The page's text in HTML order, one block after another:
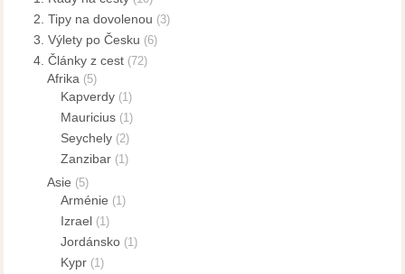
2. Tipy na dovolenou (3)
3. Výlety po Česku (6)
4. Články z cest (72)
Afrika (5)
Kapverdy (1)
Mauricius (1)
Seychely (2)
Zanzibar (1)
Asie (5)
Arménie (1)
Izrael (1)
Jordánsko (1)
Kypr (1)